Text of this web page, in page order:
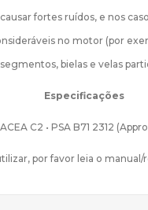
fortes ruídos, e nos
no motor (por
segmentos, bielas e velas
Especificações
ACEA C2 • PSA B71 2312
por favor leia o